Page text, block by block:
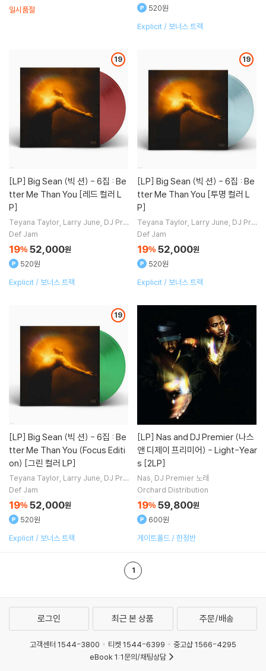
일시품절
520원
Explicit / 보너스 트랙
19
[LP] Big Sean (빅 션) - 6집 : Be
tter Me Than You [레드 컬러 L
P]
Teyana Taylor Larry June DJ Pre
mier
Thundercat
Def Jam
19% 52,000원
520원
Explicit / 보너스 트랙
19
[LP] Big Sean (빅 션) - 6집 : Be
tter Me Than You [투명 컬러 L
P]
Teyana Taylor Larry June DJ Pre
mier
Thundercat
Def Jam
19% 52,000원
520원
Explicit / 보너스 트랙
19
[LP] Big Sean (빅 션) - 6집 : Be
tter Me Than You (Focus Editi
on) [그린 컬러 LP]
Teyana Taylor Larry June DJ Pre
mier
Thundercat
Def Jam
19% 52,000원
520원
Explicit / 보너스 트랙
[LP] Nas and DJ Premier (나스
앤 디제이 프리미어) - Light-Year
s [2LP]
Nas DJ Premier 노래
Orchard Distribution
19% 59,800원
600원
게이트폴드 / 한정반
1
로그인 최근 본 상품 주문/배송
고객센터 1544-3800 티켓 1544-6399
중고샵 1566-4295
eBook 1:1문의/채팅상담